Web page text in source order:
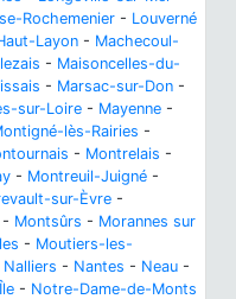
Rochemenier - Louverné
Layon - Machecoul-
- Maisoncelles-du-
- Marsac-sur-Don -
sur-Loire - Mayenne -
lès-Rairies -
- Montrelais -
- Montreuil-Juigné -
sur-Èvre -
- Montsûrs - Morannes sur
- Moutiers-les-
Nalliers - Nantes - Neau -
- Notre-Dame-de-Monts